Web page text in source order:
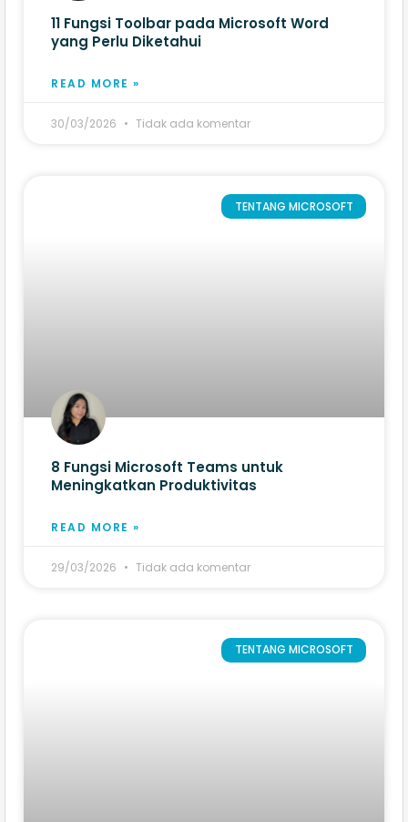
11 Fungsi Toolbar pada Microsoft Word​
yang Perlu Diketahui
READ MORE »
30/03/2026 Tidak ada komentar
TENTANG MICROSOFT
8 Fungsi Microsoft Teams​ untuk
Meningkatkan Produktivitas
READ MORE »
29/03/2026 Tidak ada komentar
TENTANG MICROSOFT